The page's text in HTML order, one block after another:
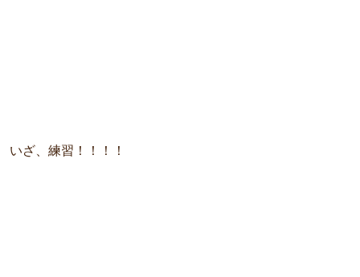
いざ、練習！！！！